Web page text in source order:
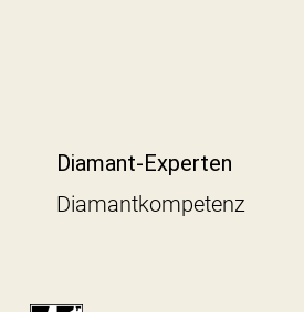
Diamant-Experten
Diamantkompetenz